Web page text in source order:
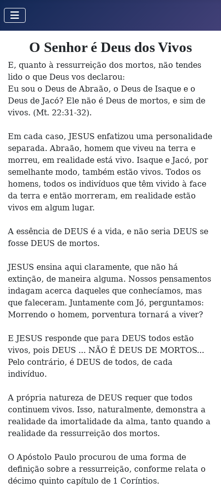
O Senhor é Deus dos Vivos
E, quanto à ressurreição dos mortos, não tendes
lido o que Deus vos declarou:
Eu sou o Deus de Abraão, o Deus de Isaque e o
Deus de Jacó? Ele não é Deus de mortos, e sim de
vivos. (Mt. 22:31-32).
Em cada caso, JESUS enfatizou uma personalidade
separada. Abraão, homem que viveu na terra e
morreu, em realidade está vivo. Isaque e Jacó, por
semelhante modo, também estão vivos. Todos os
homens, todos os indivíduos que têm vivido à face
da terra e então morreram, em realidade estão
vivos em algum lugar.
A essência de DEUS é a vida, e não seria DEUS se
fosse DEUS de mortos.
JESUS ensina aqui claramente, que não há
extinção, de maneira alguma. Nossos pensamentos
indagam acerca daqueles que conhecíamos, mas
que faleceram. Juntamente com Jó, perguntamos:
Morrendo o homem, porventura tornará a viver?
E JESUS responde que para DEUS todos estão
vivos, pois DEUS ... NÃO É DEUS DE MORTOS...
Pelo contrário, é DEUS de todos, de cada
indivíduo.
A própria natureza de DEUS requer que todos
continuem vivos. Isso, naturalmente, demonstra a
realidade da imortalidade da alma, tanto quando a
realidade da ressurreição dos mortos.
O Apóstolo Paulo procurou de uma forma de
definição sobre a ressurreição, conforme relata o
décimo quinto capítulo de 1 Coríntios.